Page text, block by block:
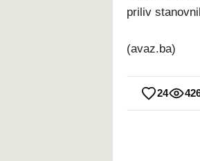
priliv
(avaz.ba)
24